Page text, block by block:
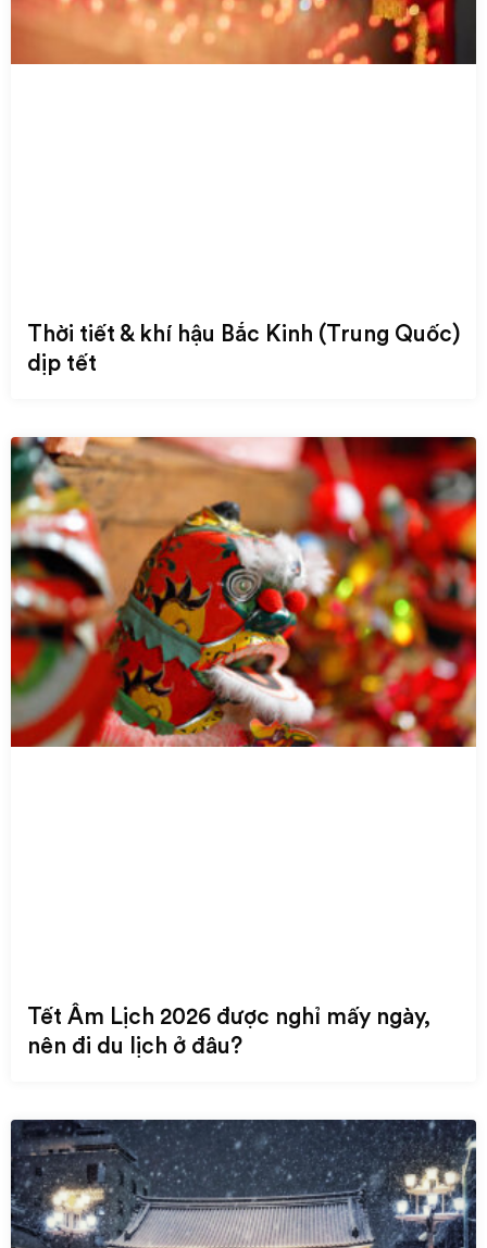
Thời tiết & khí hậu Bắc Kinh (Trung Quốc)
dịp tết
Tết Âm Lịch 2026 được nghỉ mấy ngày,
nên đi du lịch ở đâu?